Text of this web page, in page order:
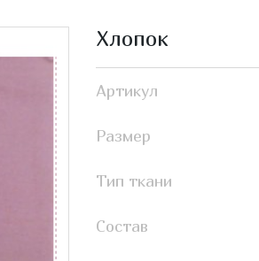
Хлопок
Артикул
Размер
Тип ткани
Состав